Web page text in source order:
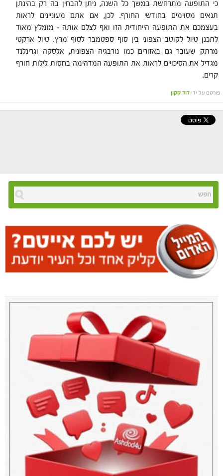
כי התופעה מתרחשת במשך כל השנה, ניתן להבחין בה רק בהינתן
תנאים מסוימים בחודשי החורף. לכן, אם אתם מעוניינים לראות
בעצמכם את התופעה הייחודית הזו ואף לצלם אותה – מומלץ מאוד
לתכנן טיול לקוטב הצפוני בין סוף ספטמבר לסוף מרץ. טיול ארקטי
מרתק שעובר גם באזורים כמו נורבגיה הצפונית, אלסקה וגרינלנד
מגדיל את הסיכויים לראות את התופעה המדהימה בחסות לילות חורף
קרים.
פורסם על ידי דוד קקון